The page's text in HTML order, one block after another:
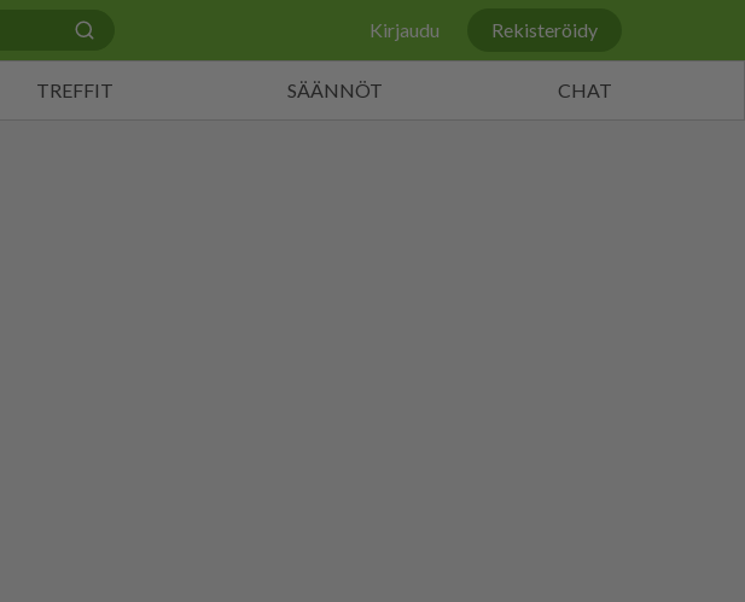
Kirjaudu Rekisteröidy
TREFFIT SÄÄNNÖT CHAT